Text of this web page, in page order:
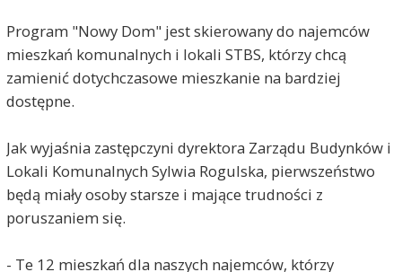
Program "Nowy Dom" jest skierowany do najemców
mieszkań komunalnych i lokali STBS, którzy chcą
zamienić dotychczasowe mieszkanie na bardziej
dostępne.
Jak wyjaśnia zastępczyni dyrektora Zarządu Budynków i
Lokali Komunalnych Sylwia Rogulska, pierwszeństwo
będą miały osoby starsze i mające trudności z
poruszaniem się.
- Te 12 mieszkań dla naszych najemców, którzy